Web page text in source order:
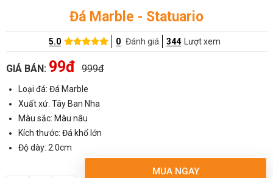
Đá Marble - Statuario
5.0 0 Đánh giá 344 Lượt xem
GIÁ BÁN: 99đ 999đ
Loại đá: Đá Marble
Xuất xứ: Tây Ban Nha
Màu sắc: Màu nâu
Kích thước: Đá khổ lớn
Độ dày: 2.0cm
MUA NGAY